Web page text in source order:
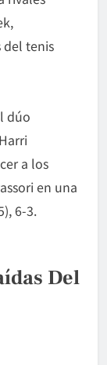
del tenis
dúo
a los
en una
6-3.
Del